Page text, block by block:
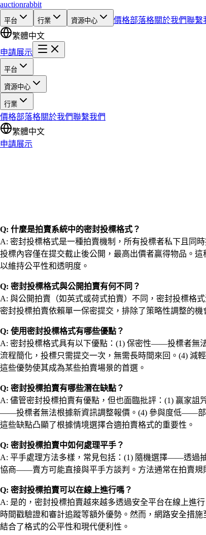
auctionrabbit
平台 行業 資源中心 價格部落格關於我們聯繫
繁體中文
申請展示
平台
資源中心
行業
價格部落格關於我們聯繫我們
繁體中文
申請展示
Q: 什麼是拍賣系統中的密封投標格式？
A: 密封投標格式是一種拍賣機制，所有投標者私下且同
投標內容僅在提交截止後公開，最高出價者贏得物品。
以維持公平性和透明度。
Q: 密封投標格式與公開拍賣有何不同？
A: 與公開拍賣（如英式或荷式拍賣）不同，密封投標格
密封投標拍賣依賴單一保密提交，排除了策略性調整的
Q: 使用密封投標格式有哪些優點？
A: 密封投標格式具有以下優點：(1) 保密性——投標者無
流程簡化，投標只需提交一次，無需長時間來回。(4)
這些優勢使其成為某些拍賣場景的首選。
Q: 密封投標拍賣有哪些潛在缺點？
A: 儘管密封投標拍賣有優點，但也面臨批評：(1) 贏家
——投標者無法根據新資訊調整報價。(4) 參與度低——部
這些缺點凸顯了根據情境選擇合適拍賣格式的重要性。
Q: 密封投標拍賣中如何處理平手？
A: 平手處理方法多樣，常見包括：(1) 隨機選擇——透過
協商——賣方可能直接與平手方談判。方法通常在拍賣規
Q: 密封投標拍賣可以在線上進行嗎？
A: 是的，密封投標拍賣越來越多透過安全平台在線上進
時間戳驗證和審計追蹤等額外優勢。然而，網路安全措
結合了格式的公平性和現代便利性。